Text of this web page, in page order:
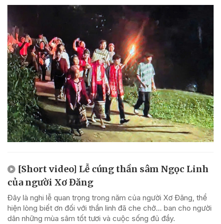
[Short video] Lễ cúng thần sâm Ngọc Linh
của người Xơ Đăng
Đây là nghi lễ quan trọng trong năm của người Xơ Đăng, thể
hiện lòng biết ơn đối với thần linh đã che chở... ban cho người
dân những mùa sâm tốt tươi và cuộc sống đủ đầy.